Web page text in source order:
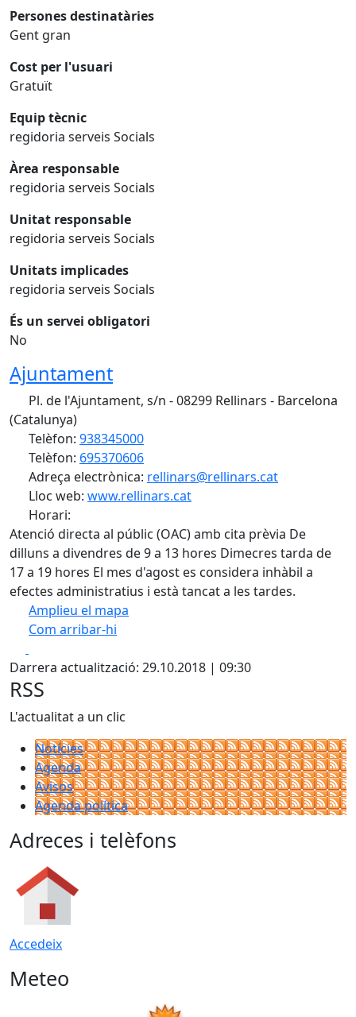
Persones destinatàries
Gent gran
Cost per l'usuari
Gratuït
Equip tècnic
regidoria serveis Socials
Àrea responsable
regidoria serveis Socials
Unitat responsable
regidoria serveis Socials
Unitats implicades
regidoria serveis Socials
És un servei obligatori
No
Ajuntament
Pl. de l'Ajuntament, s/n - 08299 Rellinars - Barcelona
(Catalunya)
Telèfon: 938345000
Telèfon: 695370606
Adreça electrònica: rellinars@rellinars.cat
Lloc web: www.rellinars.cat
Horari:
Atenció directa al públic (OAC) amb cita prèvia De
dilluns a divendres de 9 a 13 hores Dimecres tarda de
17 a 19 hores El mes d'agost es considera inhàbil a
efectes administratius i està tancat a les tardes.
Amplieu el mapa
Com arribar-hi
+
−
Darrera actualització: 29.10.2018 | 09:30
RSS
L'actualitat a un clic
Notícies
Agenda
Avisos
Agenda política
Adreces i telèfons
Accedeix
Meteo